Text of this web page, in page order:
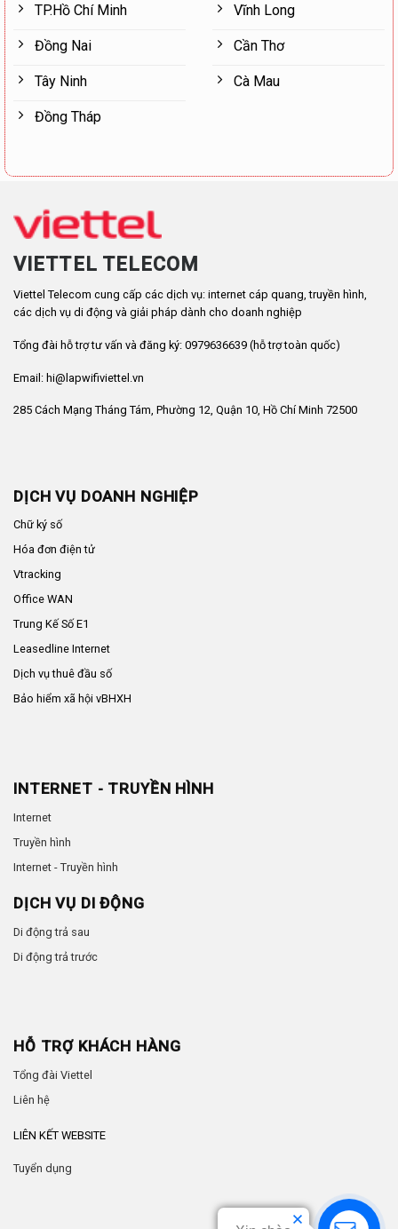
TP.Hồ Chí Minh
Đồng Nai
Tây Ninh
Đồng Tháp
Vĩnh Long
Cần Thơ
Cà Mau
VIETTEL TELECOM
Viettel Telecom cung cấp các dịch vụ: internet cáp quang, truyền hình,
các dịch vụ di động và giải pháp dành cho doanh nghiệp
Tổng đài hỗ trợ tư vấn và đăng ký: 0979636639 (hỗ trợ toàn quốc)
Email: hi@lapwifiviettel.vn
285 Cách Mạng Tháng Tám, Phường 12, Quận 10, Hồ Chí Minh 72500
DỊCH VỤ DOANH NGHIỆP
Chữ ký số
Hóa đơn điện tử
Vtracking
Office WAN
Trung Kế Số E1
Leasedline Internet
Dịch vụ thuê đầu số
Bảo hiểm xã hội vBHXH
INTERNET - TRUYỀN HÌNH
Internet
Truyền hình
Internet - Truyền hình
DỊCH VỤ DI ĐỘNG
Di động trả sau
Di động trả trước
HỖ TRỢ KHÁCH HÀNG
Tổng đài Viettel
Liên hệ
LIÊN KẾT WEBSITE
Tuyển dụng